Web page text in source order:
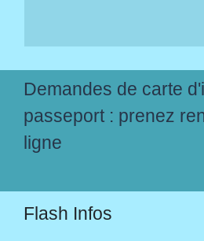
Demandes de carte
passeport : prenez
ligne
Flash Infos